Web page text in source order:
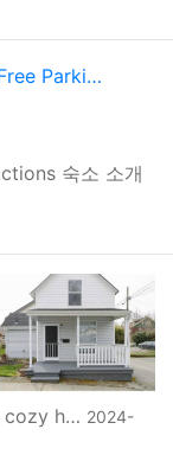
숙소 소개
cozy h… 2024-